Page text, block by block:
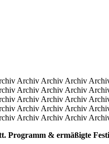
Archiv Archiv Archiv
Archiv Archiv Archiv
Archiv Archiv Archiv
Archiv Archiv Archiv
Archiv Archiv Archiv
Programm & ermäßigte